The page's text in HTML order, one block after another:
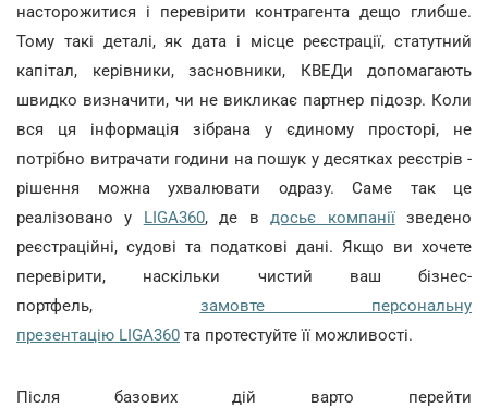
насторожитися і перевірити контрагента дещо глибше.
Тому такі деталі, як дата і місце реєстрації, статутний
капітал, керівники, засновники, КВЕДи допомагають
швидко визначити, чи не викликає партнер підозр. Коли
вся ця інформація зібрана у єдиному просторі, не
потрібно витрачати години на пошук у десятках реєстрів -
рішення можна ухвалювати одразу. Саме так це
реалізовано у LIGA360, де вдосьє компаніїзведено
реєстраційні, судові та податкові дані. Якщо ви хочете
перевірити, наскільки чистий ваш бізнес-
портфель, замовте персональну
презентацію LIGA360 та протестуйте її можливості.
Після базових дій варто перейти